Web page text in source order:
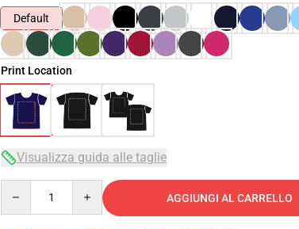
Default
Print Location
Visualizza guida alle taglie
AGGIUNGI AL CARRELLO